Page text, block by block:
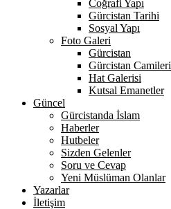
Coğrafi Yapı
Gürcistan Tarihi
Sosyal Yapı
Foto Galeri
Gürcistan
Gürcistan Camileri
Hat Galerisi
Kutsal Emanetler
Güncel
Gürcistanda İslam
Haberler
Hutbeler
Sizden Gelenler
Soru ve Cevap
Yeni Müslüman Olanlar
Yazarlar
İletişim